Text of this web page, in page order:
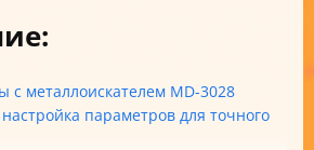
с металлоискателем MD-3028
параметров для точного